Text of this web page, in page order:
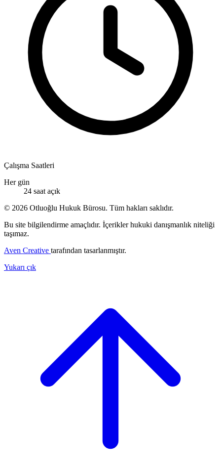
Çalışma Saatleri
Her gün
24 saat açık
© 2026 Otluoğlu Hukuk Bürosu. Tüm hakları saklıdır.
Bu site bilgilendirme amaçlıdır. İçerikler hukuki danışmanlık niteliği
taşımaz.
Aven Creative tarafından tasarlanmıştır.
Yukarı çık